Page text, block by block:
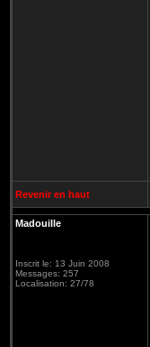
Revenir en haut
Madouille
Inscrit le: 13 Juin 2008
Messages: 257
Localisation: 27/78